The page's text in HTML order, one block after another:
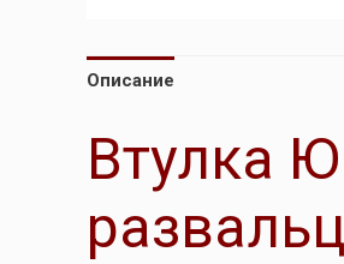
Описание
Втулка